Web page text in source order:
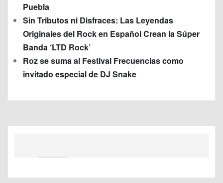
Puebla
Sin Tributos ni Disfraces: Las Leyendas
Originales del Rock en Español Crean la Súper
Banda ‘LTD Rock’
Roz se suma al Festival Frecuencias como
invitado especial de DJ Snake